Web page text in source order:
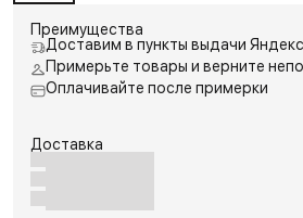
Преимущества
Доставим в пункты выдачи
Примерьте товары и верните
Оплачивайте после примерки
Доставка